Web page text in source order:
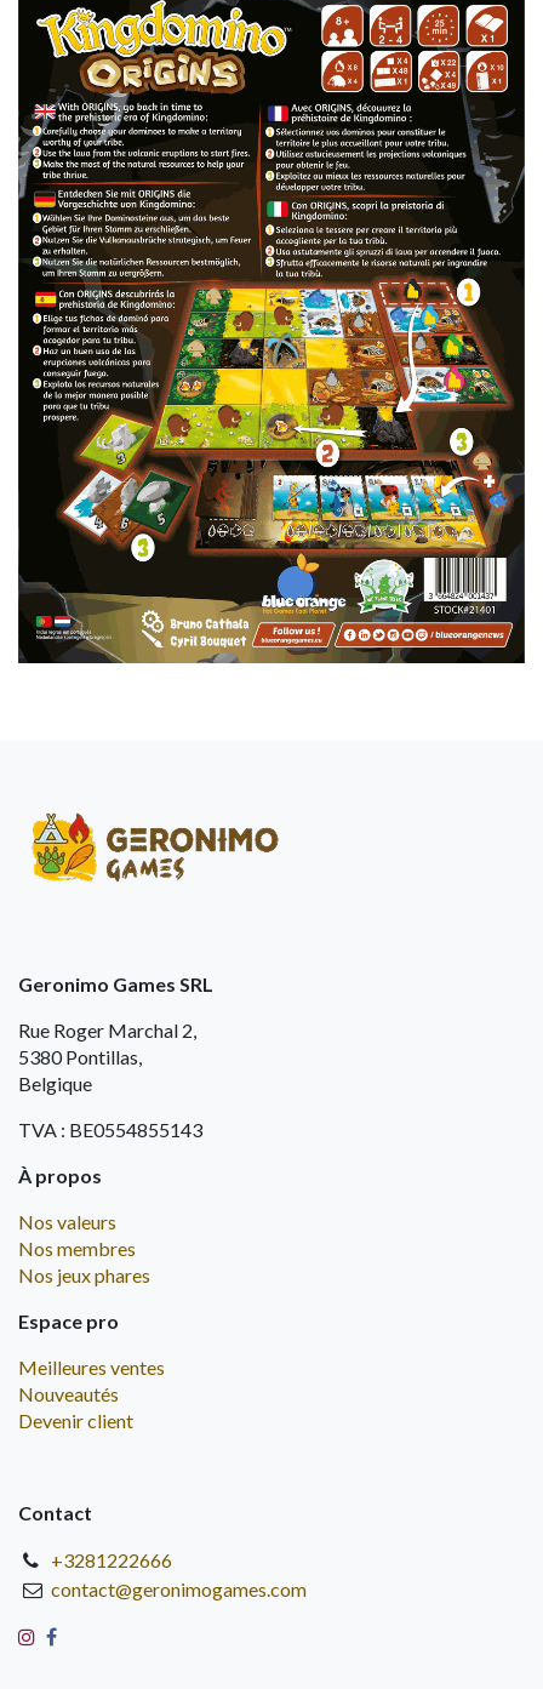
Geronimo Games SRL
Rue Roger Marchal 2,
5380 Pontillas,
Belgique
TVA : BE0554855143
À propos
Nos valeurs
Nos membres
Nos jeux phares
Espace pro
Meilleures ventes
Nouveautés
Devenir client
Contact
+3281222666
contact@geronimogames.com